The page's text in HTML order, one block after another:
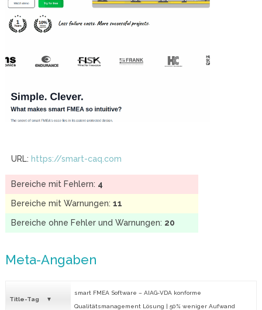
URL: https://smart-caq.com
Bereiche mit Fehlern: 4
Bereiche mit Warnungen: 11
Bereiche ohne Fehler und Warnungen: 20
Meta-Angaben
Title-Tag
smart FMEA Software – AIAG-VDA konforme
Qualitätsmanagement Lösung | 50% weniger Aufwand